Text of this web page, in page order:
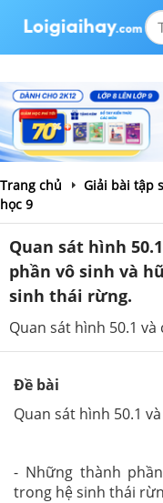
Trang chủ
Giải bài tập
học 9
Quan sát hình
phần vô sinh và
sinh thái rừng.
Quan sát hình 50.1 và
Đề bài
Quan sát hình 50.1
- Những thành
trong hệ sinh thái